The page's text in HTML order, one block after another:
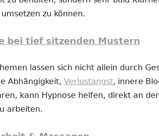
zu können.
bei tief sitzenden Mustern
lassen sich nicht allein durch
Abhängigkeit, Verlustangst, innere
kann Hypnose helfen, direkt an
arbeiten.